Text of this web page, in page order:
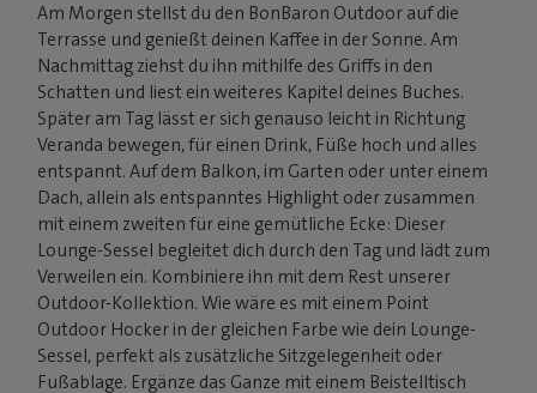
Am Morgen stellst du den BonBaron Outdoor auf die
Terrasse und genießt deinen Kaffee in der Sonne. Am
Nachmittag ziehst du ihn mithilfe des Griffs in den
Schatten und liest ein weiteres Kapitel deines Buches.
Später am Tag lässt er sich genauso leicht in Richtung
Veranda bewegen, für einen Drink, Füße hoch und alles
entspannt. Auf dem Balkon, im Garten oder unter einem
Dach, allein als entspanntes Highlight oder zusammen
mit einem zweiten für eine gemütliche Ecke: Dieser
Lounge-Sessel begleitet dich durch den Tag und lädt zum
Verweilen ein. Kombiniere ihn mit dem Rest unserer
Outdoor-Kollektion. Wie wäre es mit einem Point
Outdoor Hocker in der gleichen Farbe wie dein Lounge-
Sessel, perfekt als zusätzliche Sitzgelegenheit oder
Fußablage. Ergänze das Ganze mit einem Beistelltisch